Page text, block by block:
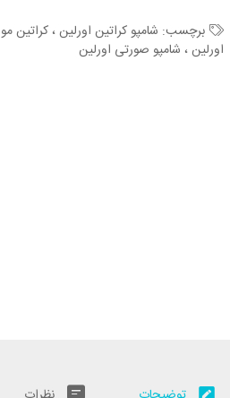
برچسب: شامپو کراتین اورلین ، کراتین
اورلین ، شامپو صورتی اورلین